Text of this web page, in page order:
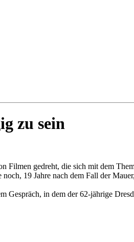
zu sein
Filmen gedreht, die sich mit dem
19 Jahre nach dem Fall der
Gespräch, in dem der 62-jährige